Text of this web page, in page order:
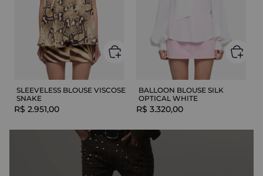
SLEEVELESS BLOUSE VISCOSE
SNAKE
R$ 2.951,00
BALLOON BLOUSE SILK
OPTICAL WHITE
R$ 3.320,00